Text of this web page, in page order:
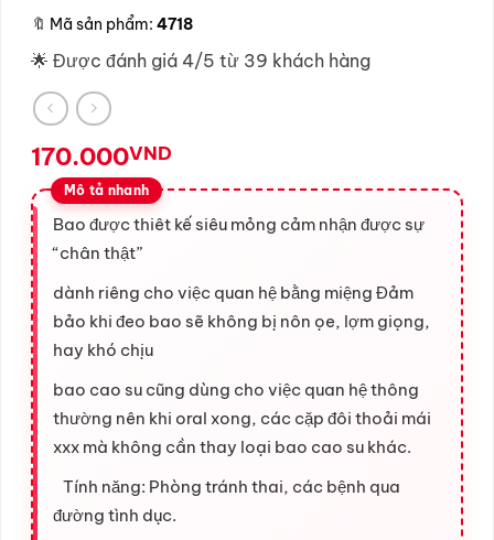
🔖 Mã sản phẩm: 4718
🌟 Được đánh giá 4/5 từ 39 khách hàng
170.000VND
Bao được thiêt kế siêu mỏng cảm nhận được sự
“chân thật”
dành riêng cho việc quan hệ bằng miệng Đảm
bảo khi đeo bao sẽ không bị nôn ọe, lợm giọng,
hay khó chịu
bao cao su cũng dùng cho việc quan hệ thông
thường nên khi oral xong, các cặp đôi thoải mái
xxx mà không cần thay loại bao cao su khác.
Tính năng: Phòng tránh thai, các bệnh qua
đường tình dục.